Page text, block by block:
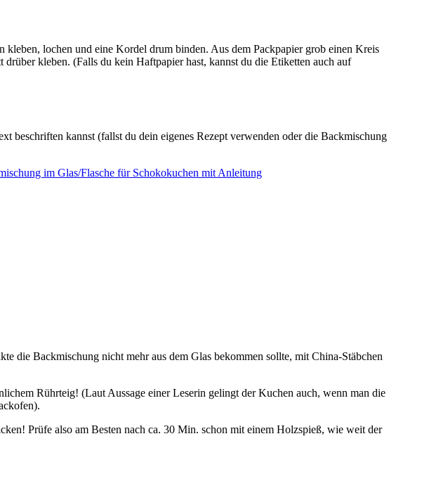
lochen und eine Kordel drum binden. Aus dem Packpapier grob einen Kreis
kleben. (Falls du kein Haftpapier hast, kannst du die Etiketten auch auf
kannst (fallst du dein eigenes Rezept verwenden oder die Backmischung
die Backmischung nicht mehr aus dem Glas bekommen sollte, mit China-Stäbchen
Rührteig! (Laut Aussage einer Leserin gelingt der Kuchen auch, wenn man die
Prüfe also am Besten nach ca. 30 Min. schon mit einem Holzspieß, wie weit der